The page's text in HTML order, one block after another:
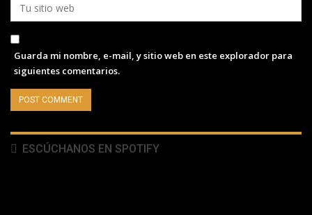
Guarda mi nombre, e-mail, y sitio web en este explorador para
siguientes comentarios.
ESCÚCHANOS EN SPOTIFY